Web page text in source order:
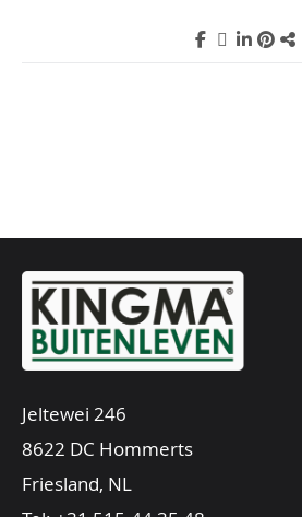
Jeltewei 246
8622 DC Hommerts
Friesland, NL